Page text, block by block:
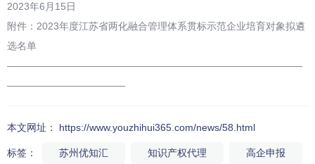
2023年6月15日
附件： 2023年度江苏省两化融合管理体系贯标示范企业培育对象拟遴
选名单
——————————————————————————————
————————————
本文网址： https://www.youzhihui365.com/news/58.html
标签： 苏州优知汇 知识产权代理
高企申报